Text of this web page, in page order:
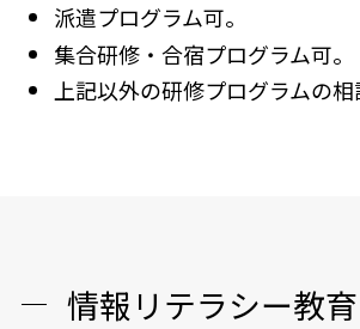
派遣プログラム可。
集合研修・合宿プログラム可。
上記以外の研修プログラムの相
情報リテラシー教育